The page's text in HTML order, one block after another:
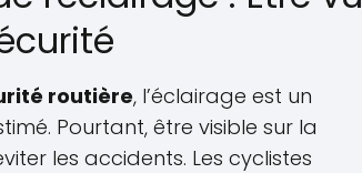
routière, l’éclairage est un
Pourtant, être visible sur la
les accidents. Les cyclistes